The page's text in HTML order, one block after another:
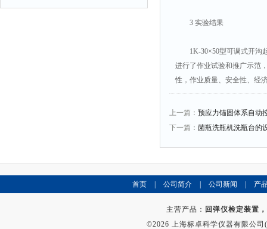
3 实验结果
1K-30×50型可调式开沟起
进行了作业试验和推广示范
性，作业质量、安全性、经
上一篇： 预应力锚固体系自动
下一篇： 菌瓶洗瓶机洗瓶台的
首页 公司简介 公司新闻 产
主营产品： 回弹仪检定装置
©2026 上海标卓科学仪器有限公